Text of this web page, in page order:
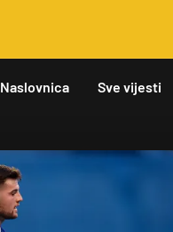
Naslovnica Sve vijesti